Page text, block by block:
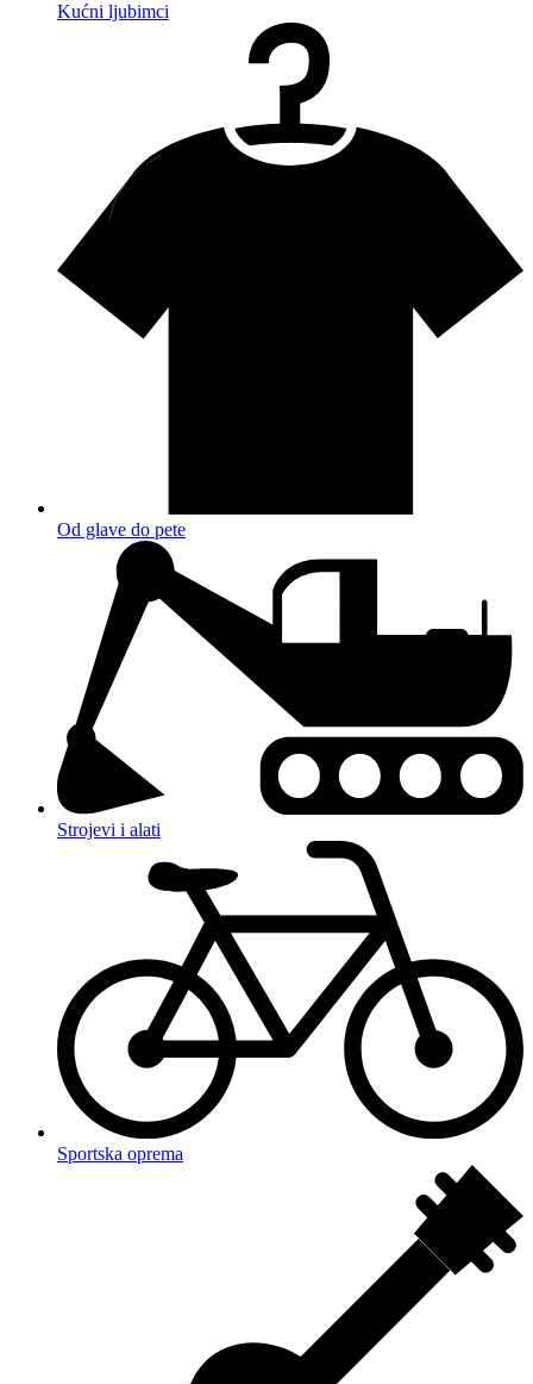
Kućni ljubimci
Od glave do pete
Strojevi i alati
Sportska oprema